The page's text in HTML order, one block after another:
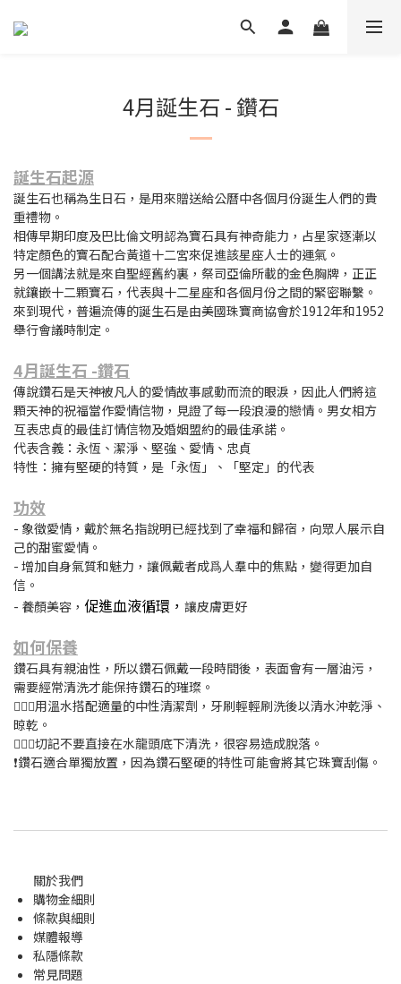
4月誕生石 - 鑽石
誕生石起源
誕生石也稱為生日石，是用來贈送給公曆中各個月份誕生人們的貴
重禮物。
相傳早期印度及巴比倫文明認為寶石具有神奇能力，占星家逐漸以
特定顏色的寶石配合黃道十二宮來促進該星座人士的運氣。
另一個講法就是來自聖經舊約裏，祭司亞倫所載的金色胸牌，正正
就鑲嵌十二顆寶石，代表與十二星座和各個月份之間的緊密聯繫。
來到現代，普遍流傳的誕生石是由美國珠寶商協會於1912年和1952
舉行會議時制定。
4月誕生石 -鑽石
傳說鑽石是天神被凡人的愛情故事感動而流的眼淚，因此人們將這
顆天神的祝福當作愛情信物，見證了每一段浪漫的戀情。男女相方
互表忠貞的最佳訂情信物及婚姻盟約的最佳承諾。
代表含義：永恆、潔淨、堅強、愛情、忠貞
特性：擁有堅硬的特質，是「永恆」、「堅定」的代表
功效
- 象徵愛情，戴於無名指說明已經找到了幸福和歸宿，向眾人展示自
己的甜蜜愛情。
- 增加自身氣質和魅力，讓佩戴者成爲人羣中的焦點，變得更加自
信。
- 養顏美容， 促進血液循環， 讓皮膚更好
如何保養
鑽石具有親油性，所以鑽石佩戴一段時間後，表面會有一層油污，
需要經常清洗才能保持鑽石的璀璨。
🙆🏻‍♀️用溫水搭配適量的中性清潔劑，牙刷輕輕刷洗後以清水沖乾淨、
晾乾。
🙅🏻‍♀️切記不要直接在水龍頭底下清洗，很容易造成脫落。
❗鑽石適合單獨放置，因為鑽石堅硬的特性可能會將其它珠寶刮傷。
關於我們
購物金細則
條款與細則
媒體報導
私隱條款
常見問題